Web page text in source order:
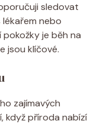
sledovat
nebo
je běh na
jsou klíčové.
zajímavých
když příroda ​nabízí